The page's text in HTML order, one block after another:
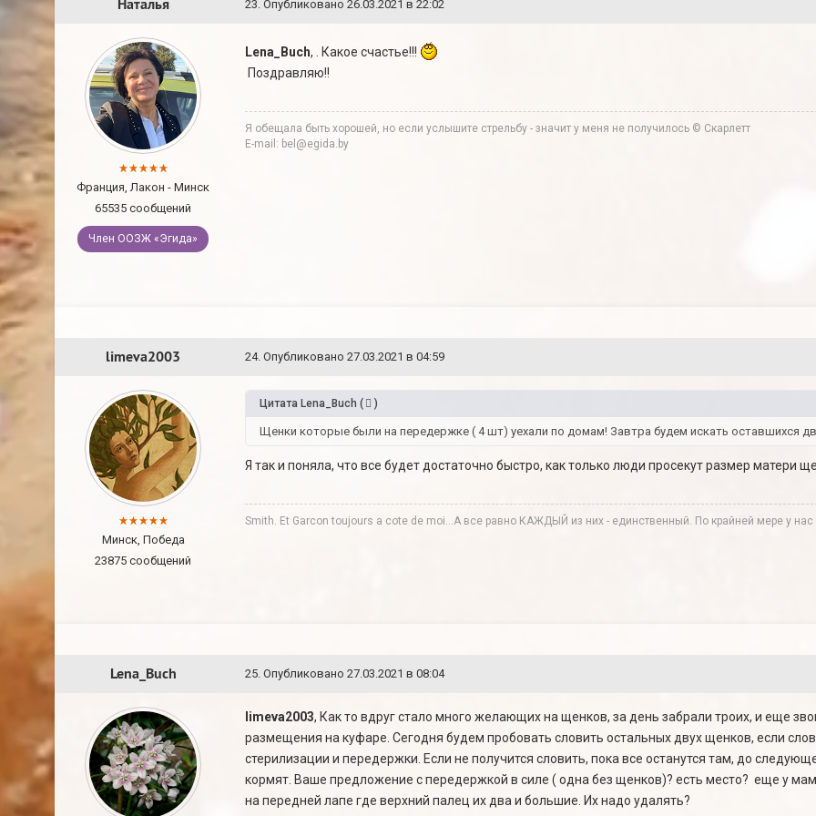
Наталья 23. Опубликовано 26.03.2021 в 22:02
Франция, Лакон - Минск
65535 сообщений
Член ООЗЖ «Эгида»
Lena_Buch, . Какое счастье!!!
Поздравляю!!
Я обещала быть хорошей, но если услышите стрельбу - значит у меня не получилось © Скарлетт
E-mail: bel@egida.by
limeva2003 24. Опубликовано 27.03.2021 в 04:59
Минск, Победа
23875 сообщений
Цитата Lena_Buch ( )
Щенки которые были на передержке ( 4 шт) уехали по домам! Завтра будем искать оставшихся
Я так и поняла, что все будет достаточно быстро, как только люди просекут размер матери
Smith. Et Garcon toujours a cote de moi...А все равно КАЖДЫЙ из них - единственный. По крайней мере у нас
Lena_Buch 25. Опубликовано 27.03.2021 в 08:04
limeva2003, Как то вдруг стало много желающих на щенков, за день забрали троих, и еще
размещения на куфаре. Сегодня будем пробовать словить остальных двух щенков, если
стерилизации и передержки. Если не получится словить, пока все останутся там, до
кормят. Ваше предложение с передержкой в силе ( одна без щенков)? есть место? еще у
на передней лапе где верхний палец их два и большие. Их надо удалять?